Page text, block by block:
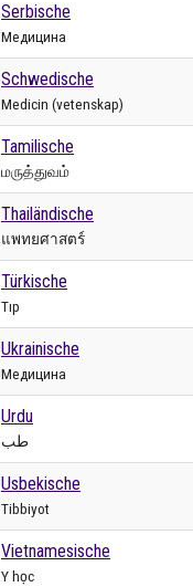
Serbische
Медицина
Schwedische
Medicin (vetenskap)
Tamilische
மருத்துவம்
Thailändische
แพทยศาสตร์
Türkische
Tıp
Ukrainische
Медицина
Urdu
طب
Usbekische
Tibbiyot
Vietnamesische
Y học